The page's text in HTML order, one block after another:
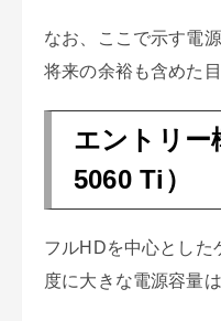
なお、ここで示す電
将来の余裕も含めた目
エントリー
5060 Ti）
フルHDを中心とした
度に大きな電源容量